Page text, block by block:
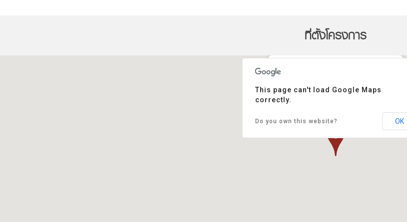
ที่ตั้งโครงการ
ชวนชื่น ทาวน์ ราชพฤกษ์-345
ระบุตำแหน่งเริ่มต้น:
This page can't load Google Maps
correctly.
Do you own this website? OK